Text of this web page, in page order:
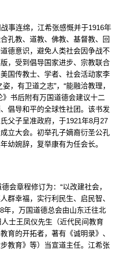
事连绵，江希张感慨并于1916年
孔教、道教、佛教、基督教、回
德意识，避免人类社会因争战不
，受到倡导国家进步、宗教联合
国传教士、学者、社会活动家李
，有卫道之志”，“能融洽教理，
》书后附有万国道德会建议十二
倡导和平的全球性社团。该书发
父子呈准政府，于1921年8月27
立大会。初举孔子嫡裔衍圣公孔
幼婉辞，复举康有为任会长。
会章程修订为：“以改建社会，
群幸福，实行利民生、启民智、
年，万国道德总会由山东迁往北
士王凤仪先生（近代民间教育
育的开拓者，著有《诚明录》、
教育》等）当宣道主任。江希张